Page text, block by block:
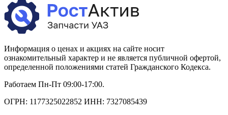
Информация о ценах и акциях на сайте носит
ознакомительный характер и не является публичной офертой,
определенной положениями статей Гражданского Кодекса.
Работаем Пн-Пт 09:00-17:00.
ОГРН: 1177325022852 ИНН: 7327085439